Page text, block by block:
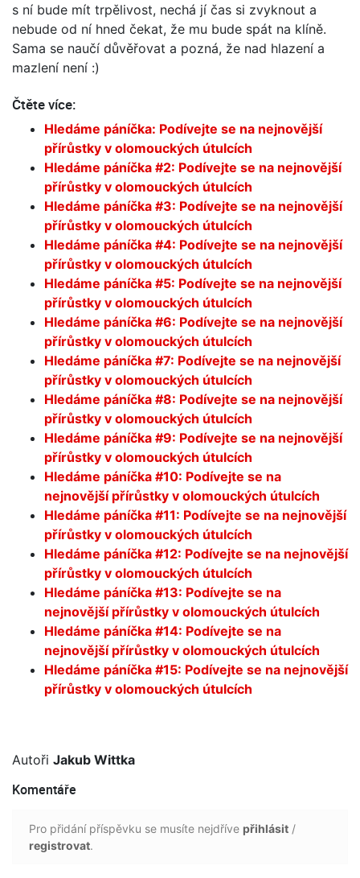
s ní bude mít trpělivost, nechá jí čas si zvyknout a
nebude od ní hned čekat, že mu bude spát na klíně.
Sama se naučí důvěřovat a pozná, že nad hlazení a
mazlení není :)
Čtěte více:
Hledáme páníčka: Podívejte se na nejnovější
přírůstky v olomouckých útulcích
Hledáme páníčka #2: Podívejte se na nejnovější
přírůstky v olomouckých útulcích
Hledáme páníčka #3: Podívejte se na nejnovější
přírůstky v olomouckých útulcích
Hledáme páníčka #4: Podívejte se na nejnovější
přírůstky v olomouckých útulcích
Hledáme páníčka #5: Podívejte se na nejnovější
přírůstky v olomouckých útulcích
Hledáme páníčka #6: Podívejte se na nejnovější
přírůstky v olomouckých útulcích
Hledáme páníčka #7: Podívejte se na nejnovější
přírůstky v olomouckých útulcích
Hledáme páníčka #8: Podívejte se na nejnovější
přírůstky v olomouckých útulcích
Hledáme páníčka #9: Podívejte se na nejnovější
přírůstky v olomouckých útulcích
Hledáme páníčka #10: Podívejte se na
nejnovější přírůstky v olomouckých útulcích
Hledáme páníčka #11: Podívejte se na nejnovější
přírůstky v olomouckých útulcích
Hledáme páníčka #12: Podívejte se na nejnovější
přírůstky v olomouckých útulcích
Hledáme páníčka #13: Podívejte se na
nejnovější přírůstky v olomouckých útulcích
Hledáme páníčka #14: Podívejte se na
nejnovější přírůstky v olomouckých útulcích
Hledáme páníčka #15: Podívejte se na nejnovější
přírůstky v olomouckých útulcích
Autoři Jakub Wittka
Komentáře
Pro přidání příspěvku se musíte nejdříve přihlásit /
registrovat.